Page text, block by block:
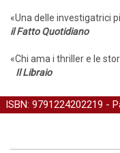
«Una delle investigatrici
il Fatto Quotidiano
«Chi ama i thriller e le
Il Libraio
ISBN: 9791224202219 -